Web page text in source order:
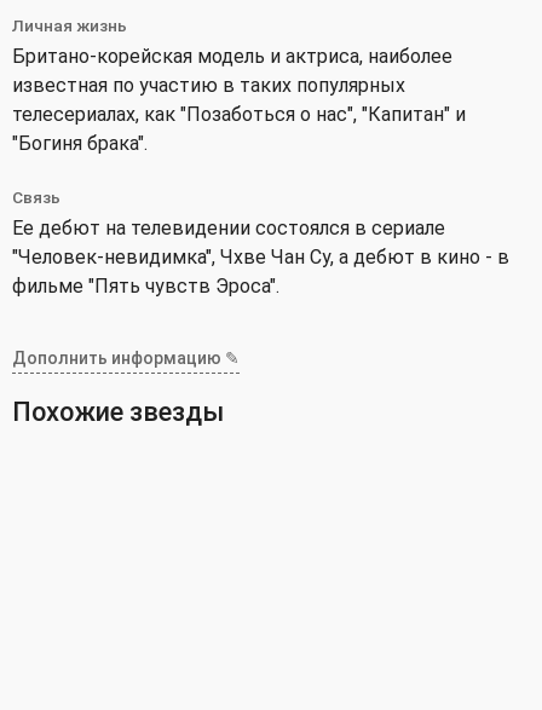
Личная жизнь
Британо-корейская модель и актриса, наиболее
известная по участию в таких популярных
телесериалах, как "Позаботься о нас", "Капитан" и
"Богиня брака".
Связь
Ее дебют на телевидении состоялся в сериале
"Человек-невидимка", Чхве Чан Су, а дебют в кино - в
фильме "Пять чувств Эроса".
Дополнить информацию ✎
Похожие звезды